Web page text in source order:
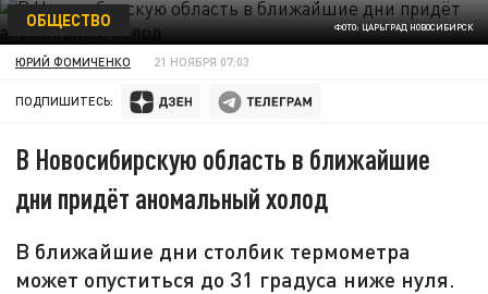
ФОТО: ЦАРЬГРАД НОВОСИБИРСК
ОБЩЕСТВО
ЮРИЙ ФОМИЧЕНКО 21 НОЯБРЯ 07:03
ПОДПИШИТЕСЬ:
В Новосибирскую область в ближайшие
дни придёт аномальный холод
В ближайшие дни столбик термометра
может опуститься до 31 градуса ниже нуля.